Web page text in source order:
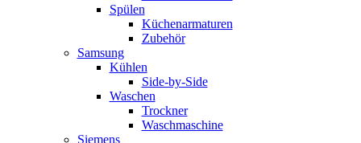
Spülen
Küchenarmaturen
Zubehör
Samsung
Kühlen
Side-by-Side
Waschen
Trockner
Waschmaschine
Siemens